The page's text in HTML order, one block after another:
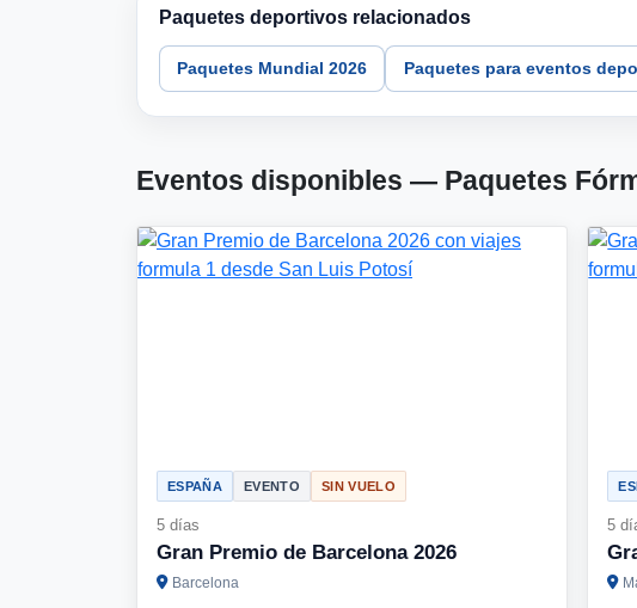
Paquetes deportivos relacionados
Paquetes Mundial 2026 Paquetes para eventos
Eventos disponibles — Paquetes
ESPAÑA EVENTO SIN VUELO
5 días
Gran Premio de Barcelona 2026
Barcelona
5